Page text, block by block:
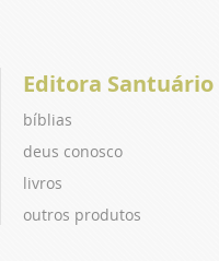
Editora Santuário
bíblias
deus conosco
livros
outros produtos